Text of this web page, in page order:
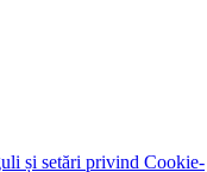
și setări privind Cookie-